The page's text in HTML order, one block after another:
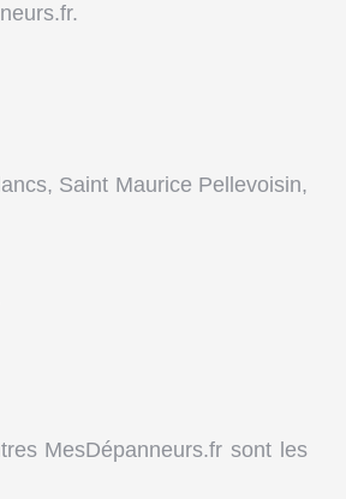
Saint Maurice Pellevoisin,
MesDépanneurs.fr sont les